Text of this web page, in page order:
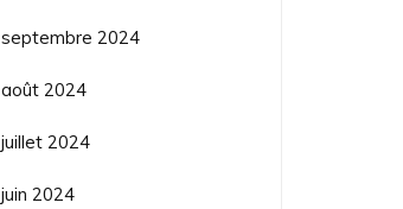
septembre 2024
août 2024
juillet 2024
juin 2024